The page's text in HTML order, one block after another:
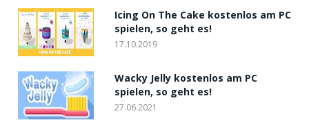
Icing On The Cake kostenlos am PC
spielen, so geht es!
17.10.2019
Wacky Jelly kostenlos am PC
spielen, so geht es!
27.06.2021